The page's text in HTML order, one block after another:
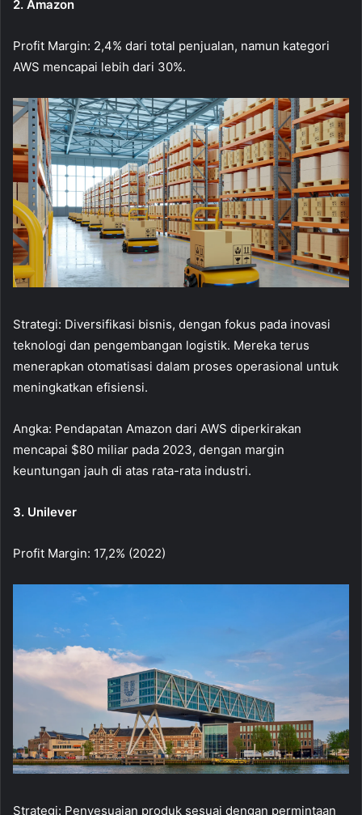
2. Amazon
Profit Margin: 2,4% dari total penjualan, namun kategori
AWS mencapai lebih dari 30%.
Strategi: Diversifikasi bisnis, dengan fokus pada inovasi
teknologi dan pengembangan logistik. Mereka terus
menerapkan otomatisasi dalam proses operasional untuk
meningkatkan efisiensi.
Angka: Pendapatan Amazon dari AWS diperkirakan
mencapai $80 miliar pada 2023, dengan margin
keuntungan jauh di atas rata-rata industri.
3. Unilever
Profit Margin: 17,2% (2022)
Strategi: Penyesuaian produk sesuai dengan permintaan